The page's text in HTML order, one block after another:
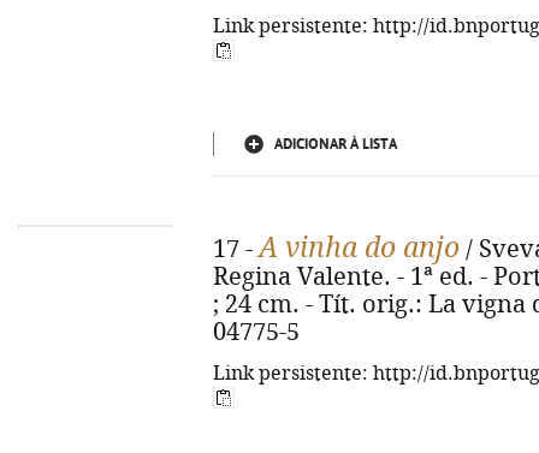
Link persistente: http://
ADICIONAR À LISTA
17 -A vinha do anjo /
Regina Valente. - 1ª ed. -
; 24 cm. - Tít. orig.: La vigna
04775-5
Link persistente: http://